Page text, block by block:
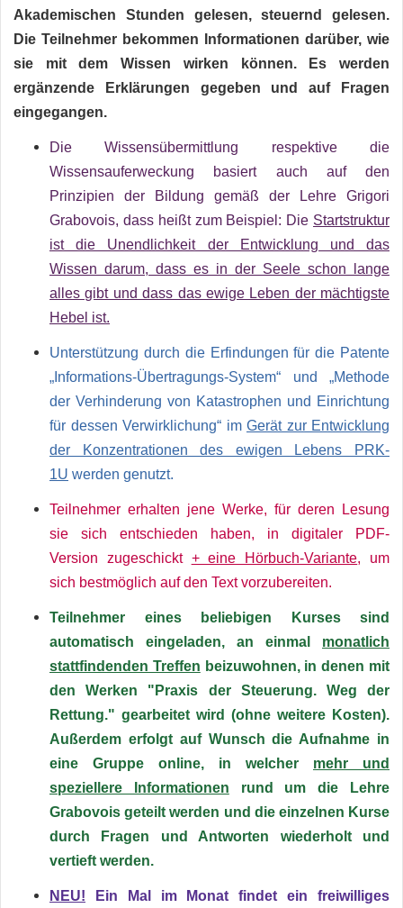
Akademischen Stunden gelesen, steuernd gelesen.
Die Teilnehmer bekommen Informationen darüber, wie
sie mit dem Wissen wirken können. Es werden
ergänzende Erklärungen gegeben und auf Fragen
eingegangen.
Die Wissensübermittlung respektive die
Wissensauferweckung basiert auch auf den
Prinzipien der Bildung gemäß der Lehre Grigori
Grabovois, dass heißt zum Beispiel: Die Startstruktur
ist die Unendlichkeit der Entwicklung und das
Wissen darum, dass es in der Seele schon lange
alles gibt und dass das ewige Leben der mächtigste
Hebel ist.
Unterstützung durch die Erfindungen für die Patente
„Informations-Übertragungs-System“ und „Methode
der Verhinderung von Katastrophen und Einrichtung
für dessen Verwirklichung“ im Gerät zur Entwicklung
der Konzentrationen des ewigen Lebens PRK-
1U werden genutzt.
Teilnehmer erhalten jene Werke, für deren Lesung
sie sich entschieden haben, in digitaler PDF-
Version
zugeschickt + eine Hörbuch-Variante, um
sich bestmöglich auf den Text vorzubereiten.
Teilnehmer eines beliebigen Kurses sind
automatisch eingeladen, an einmal
monatlich
stattfindenden Treffen beizuwohnen, in denen mit
den Werken "Praxis der Steuerung. Weg der
Rettung." gearbeitet wird (ohne weitere Kosten).
Außerdem erfolgt auf Wunsch die Aufnahme in
eine Gruppe online, in welcher
mehr und
speziellere Informationen
rund um die Lehre
Grabovois geteilt werden und die einzelnen Kurse
durch Fragen und Antworten wiederholt und
vertieft werden.
NEU!
Ein Mal im Monat findet ein freiwilliges